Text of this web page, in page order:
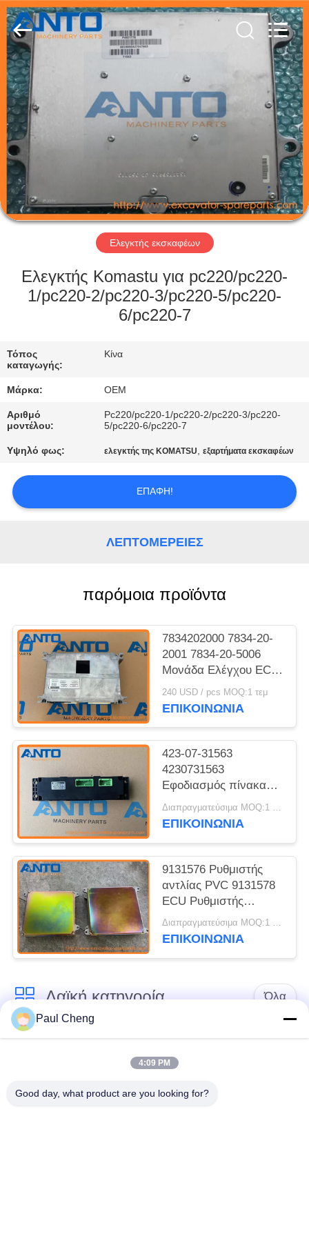
ΣΠΊΤΙ
ΠΡΟΪΌΝΤΑ
ΠΕΡΊΠΟΥ
ΕΜΕΊΣ
ΓΎΡΟΣ
ΕΡΓΟΣΤΑΣΊΩΝ
ΠΟΙΟΤΙΚΌΣ
ΜΠΛΟΓΚ
SITEMAP
ΠΟΛΙΤΙΚΉ
Machinery
Parts
Co.,Ltd..
All
Rights
Reserved.
Ελεγκτής εκσκαφέων
Ελεγκτής Komastu για pc220/pc220-
1/pc220-2/pc220-3/pc220-5/pc220-
6/pc220-7
Τόπος
καταγωγής:
Κίνα
Μάρκα: OEM
Αριθμό
μοντέλου:
Pc220/pc220-1/pc220-2/pc220-3/pc220-
5/pc220-6/pc220-7
Υψηλό φως: ελεγκτής της KOMATSU,εξαρτήματα εκσκαφέων
ΕΠΑΦΉ!
ΛΕΠΤΟΜΈΡΕΙΕΣ
παρόμοια προϊόντα
7834202000 7834-20-
2001 7834-20-5006
Μονάδα Ελέγχου ECU
Ανταλλακτικά
Εκσκαφέα KOMATSU
240 USD / pcs MOQ:1 τεμ
ΕΠΙΚΟΙΝΩΝΙΑ
423-07-31563
4230731563
Εφοδιασμός πίνακα
ελέγχου για KOMATSU
WA150 WA150PZ
Διαπραγματεύσιμα MOQ:1 τεμ
ΕΠΙΚΟΙΝΩΝΙΑ
9131576 Ρυθμιστής
αντλίας PVC 9131578
ECU Ρυθμιστής
κινητήρα για την
HITACHI EX120-3
Διαπραγματεύσιμα MOQ:1 τεμ
ΕΠΙΚΟΙΝΩΝΙΑ
Λαϊκή κατηγορία Όλα
Εκσκαφέας
Τελικό Drive
εκσκαφέων
εργαλείο
Paul Cheng
4:09 PM
Good day, what product are you looking for?